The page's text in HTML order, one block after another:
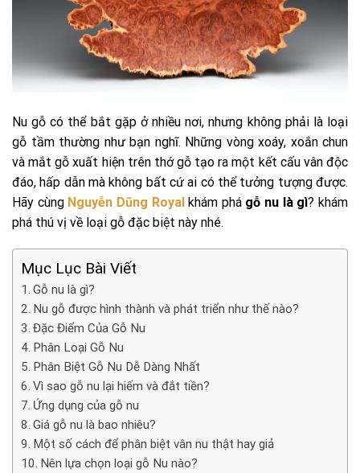
Nu gỗ có thể bắt gặp ở nhiều nơi, nhưng không phải là loại
gỗ tầm thường như bạn nghĩ. Những vòng xoáy, xoắn chun
và mắt gỗ xuất hiện trên thớ gỗ tạo ra một kết cấu vân độc
đáo, hấp dẫn mà không bất cứ ai có thể tưởng tượng được.
Hãy cùng Nguyễn Dũng Royalkhám phá gỗ nu là gì? khám
phá thú vị về loại gỗ đặc biệt này nhé.
Mục Lục Bài Viết
Gỗ nu là gì?
Nu gỗ được hình thành và phát triển như thế nào?
Đặc Điểm Của Gỗ Nu
Phân Loại Gỗ Nu
Phân Biệt Gỗ Nu Dễ Dàng Nhất
Vì sao gỗ nu lại hiếm và đắt tiền?
Ứng dụng của gỗ nu
Giá gỗ nu là bao nhiêu?
Một số cách để phân biệt vân nu thật hay giả
Nên lựa chọn loại gỗ Nu nào?